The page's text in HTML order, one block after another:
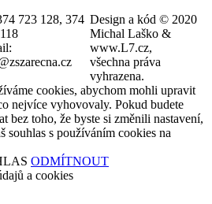
723 128, 374 Design a kód © 2020
Michal Laško &
www.L7.cz,
všechna práva
vyhrazena.
cookies, abychom mohli upravit
nejvíce vyhovovaly. Pokud budete
bez toho, že byste si změnili nastavení,
souhlas s používáním cookies na
ODMÍTNOUT
a cookies